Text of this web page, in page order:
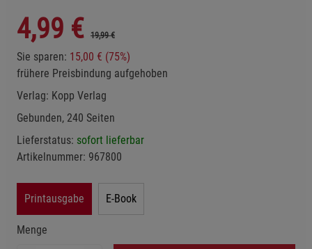
4,99 € 19,99 €
Sie sparen: 15,00 € (75%)
frühere Preisbindung aufgehoben
Verlag: Kopp Verlag
Gebunden, 240 Seiten
Lieferstatus: sofort lieferbar
Artikelnummer: 967800
Printausgabe E-Book
Menge